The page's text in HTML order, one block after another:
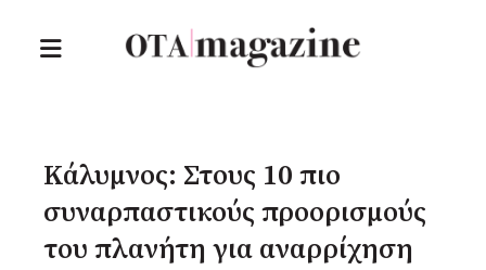
Κάλυμνος: Στους 10 πιο
συναρπαστικούς προορισμούς
του πλανήτη για αναρρίχηση